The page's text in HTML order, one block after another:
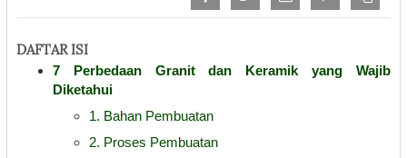
DAFTAR ISI
7 Perbedaan Granit dan Keramik yang Wajib
Diketahui
1. Bahan Pembuatan
2. Proses Pembuatan